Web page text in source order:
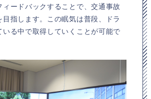
ィードバックすることで、交通事故
目指します。この眠気は普段、ドラ
いる中で取得していくことが可能で